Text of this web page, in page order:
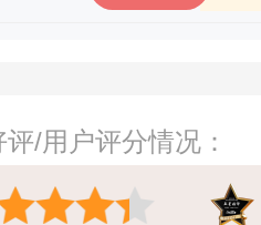
/用户评分情况：